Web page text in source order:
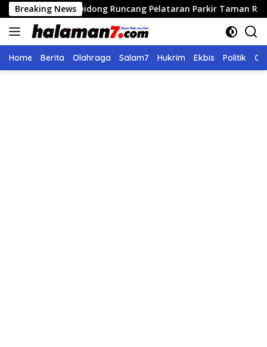
Langsung
ke
konten
Breaking News
Didong Runcang Pelataran Parkir Taman Ratu Safiatuddin
Home Berita Olahraga Salam7 Hukrim Ekbis Politik